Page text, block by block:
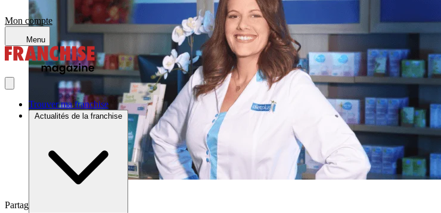
Mon compte
Menu
Trouver ma franchise
Actualités de la franchise
Partager sur :